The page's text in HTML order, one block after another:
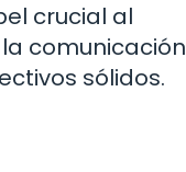
crucial al
comunicación
sólidos.